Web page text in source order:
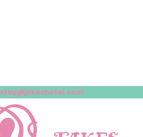
stay@jakeshotel.com